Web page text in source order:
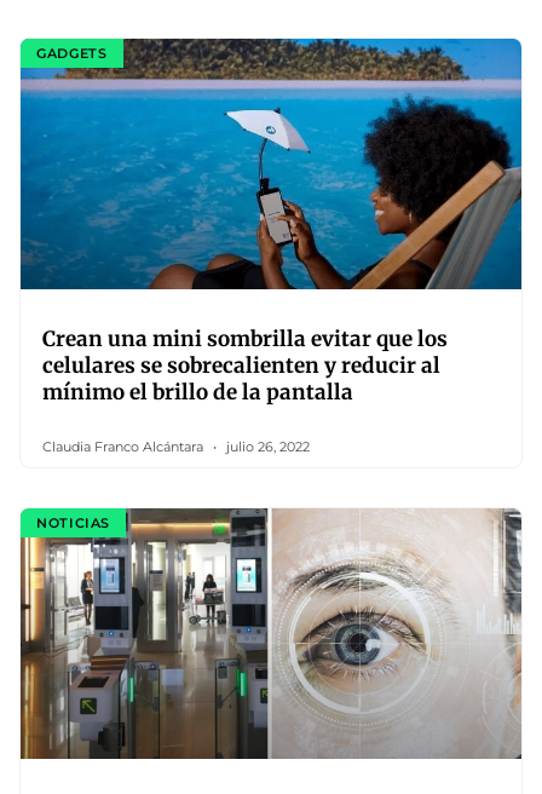
GADGETS
Crean una mini sombrilla evitar que los
celulares se sobrecalienten y reducir al
mínimo el brillo de la pantalla
Claudia Franco Alcántara julio 26, 2022
NOTICIAS